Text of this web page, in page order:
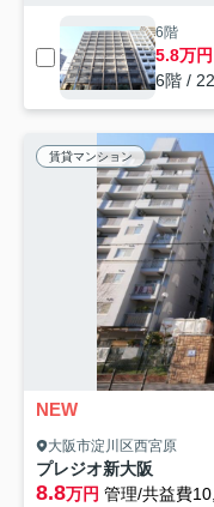
6階
5.8万円
6階 /
賃貸マンション
NEW
大阪市淀川区西宮原
プレジオ新大阪
8.8万円 管理/共益費